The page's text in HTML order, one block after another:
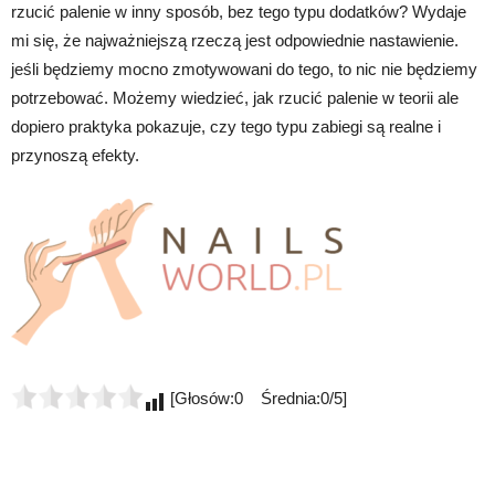
rzucić palenie w inny sposób, bez tego typu dodatków? Wydaje
mi się, że najważniejszą rzeczą jest odpowiednie nastawienie.
jeśli będziemy mocno zmotywowani do tego, to nic nie będziemy
potrzebować. Możemy wiedzieć, jak rzucić palenie w teorii ale
dopiero praktyka pokazuje, czy tego typu zabiegi są realne i
przynoszą efekty.
[Głosów:0 Średnia:0/5]